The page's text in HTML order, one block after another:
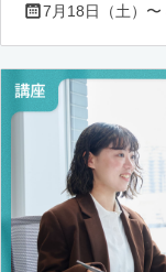
7月18日（土）